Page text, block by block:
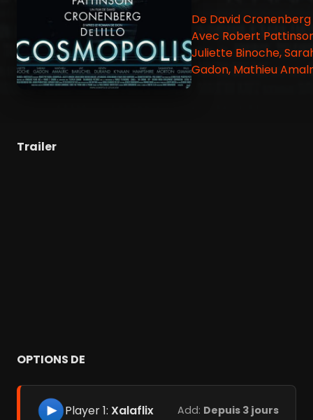
De David Cronenberg
Avec Robert
Juliette Binoche,
Gadon, Mathieu
Trailer
OPTIONS DE
Player 1: Xalaflix Add: Depuis 3 jours